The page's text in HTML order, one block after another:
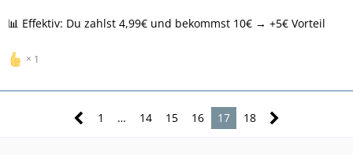
📊 Effektiv: Du zahlst 4,99€ und bekommst 10€ → +5€ Vorteil
1
1 … 14 15 16 17 18